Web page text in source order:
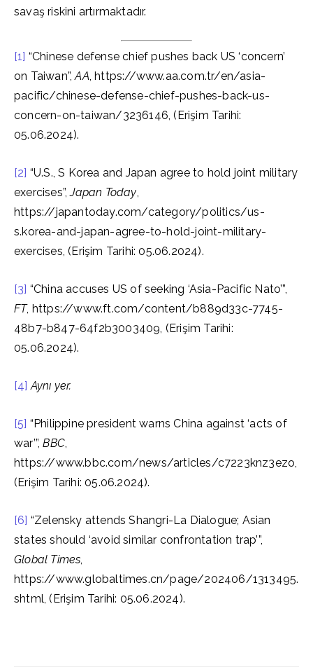
savaş riskini artırmaktadır.
[1] “Chinese defense chief pushes back US ‘concern’
on Taiwan”,AA, https://www.aa.com.tr/en/asia-
pacific/chinese-defense-chief-pushes-back-us-
concern-on-taiwan/3236146, (Erişim Tarihi:
05.06.2024).
[2] “U.S., S Korea and Japan agree to hold joint military
exercises”,Japan Today,
https://japantoday.com/category/politics/us-
s.korea-and-japan-agree-to-hold-joint-military-
exercises, (Erişim Tarihi: 05.06.2024).
[3] “China accuses US of seeking ‘Asia-Pacific Nato’”,
FT, https://www.ft.com/content/b889d33c-7745-
48b7-b847-64f2b3003409, (Erişim Tarihi:
05.06.2024).
[4] Aynı yer.
[5] “Philippine president warns China against ‘acts of
war’”,BBC,
https://www.bbc.com/news/articles/c7223knz3ezo,
(Erişim Tarihi: 05.06.2024).
[6] “Zelensky attends Shangri-La Dialogue; Asian
states should ‘avoid similar confrontation trap’”,
Global Times,
https://www.globaltimes.cn/page/202406/1313495.
shtml, (Erişim Tarihi: 05.06.2024).